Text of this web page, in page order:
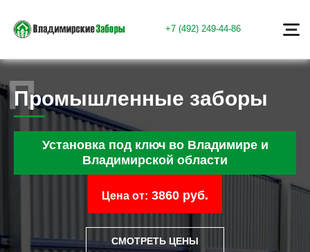
+7 (492) 249-44-86
Промышленные заборы
Установка под ключ во Владимире и
Владимирской области
Цена от: 3860 руб.
СМОТРЕТЬ ЦЕНЫ